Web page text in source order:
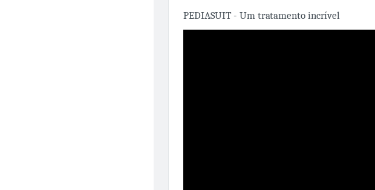
PEDIASUIT - Um tratamento incrível